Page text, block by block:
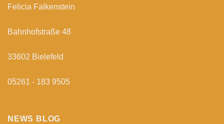
Felicia Falkenstein
Bahnhofstraße 48
33602 Bielefeld
05261 - 183 9505
NEWS BLOG